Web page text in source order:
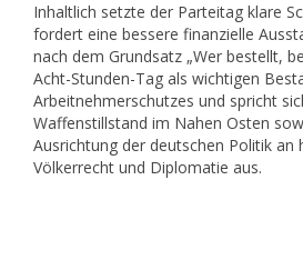
Inhaltlich setzte der Parteitag klare
fordert eine bessere finanzielle
nach dem Grundsatz „Wer bestellt,
Acht-Stunden-Tag als wichtigen
Arbeitnehmerschutzes und spricht
Waffenstillstand im Nahen Osten
Ausrichtung der deutschen Politik an
Völkerrecht und Diplomatie aus.